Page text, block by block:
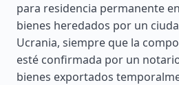
para residencia permanente
bienes heredados por un
Ucrania, siempre que la
esté confirmada por un
bienes exportados